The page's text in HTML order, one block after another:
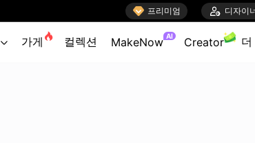
 프리미엄  디자이
 가게  컬렉션 MakeNow AI Creator 더